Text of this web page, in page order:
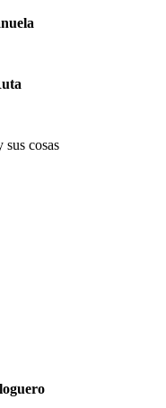
sus cosas